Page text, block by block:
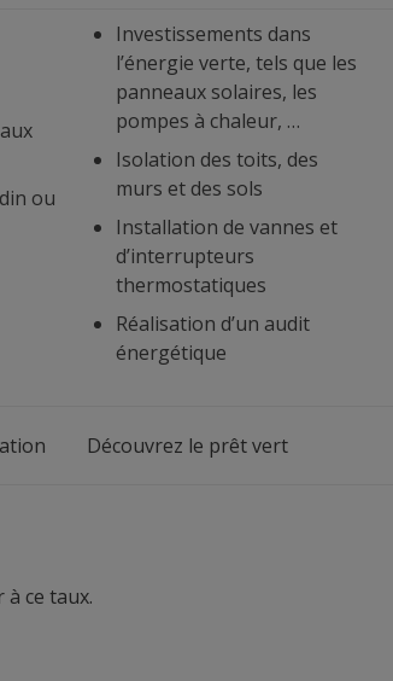
ou
Investissements dans
l’énergie verte, tels que les
panneaux solaires, les
pompes à chaleur, …
Isolation des toits, des
murs et des sols
Installation de vannes et
d’interrupteurs
thermostatiques
Réalisation d’un audit
énergétique
Découvrez le prêt vert
ce taux.